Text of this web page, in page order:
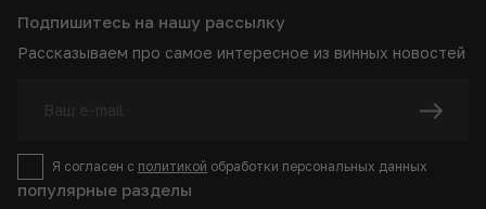
популярные разделы
Подпишитесь на нашу рассылку
Рассказываем про самое интересное из винных новостей
Я согласен с политикой обработки персональных данных